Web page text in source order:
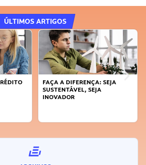
ÚLTIMOS ARTIGOS
FAÇA A DIFERENÇA: SEJA
SUSTENTÁVEL, SEJA
INOVADOR